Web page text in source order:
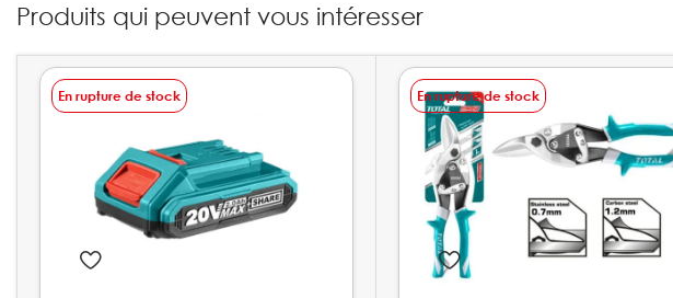
Produits qui peuvent vous intéresser
En rupture de stock En rupture de stock